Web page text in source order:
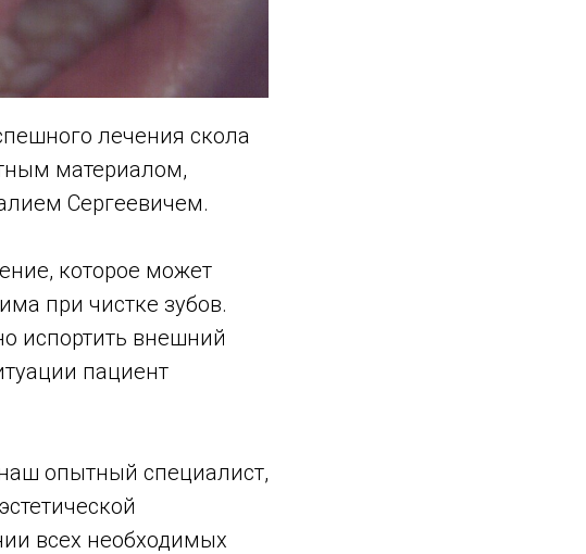
лечения скола
материалом,
Сергеевичем.
которое может
при чистке зубов.
испортить внешний
пациент
опытный специалист,
всех необходимых